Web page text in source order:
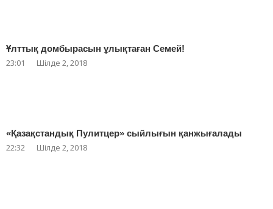
Ұлттық домбырасын ұлықтаған Семей!
23:01 Шілде 2, 2018
«Қазақстандық Пулитцер» сыйлығын қанжығалады
22:32 Шілде 2, 2018